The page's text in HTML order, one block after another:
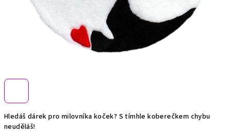
Hledáš dárek pro milovníka koček? S tímhle koberečkem chybu
neuděláš!